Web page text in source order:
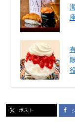
ポスト